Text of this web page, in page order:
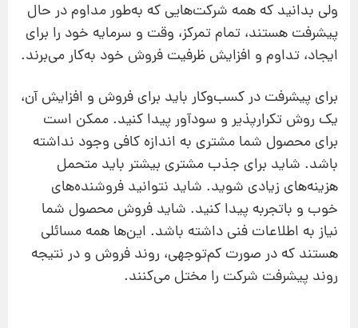
ولی بدانید که همه شرکت‌هایی که به‌طور مداوم در حال
پیشرفت هستند، تمام تمرکز، وقت و سرمایه خود را برای
ایجاد، تداوم و افزایش ظرفیت فروش خود به‌کار می‌برند.
برای پیشرفت در کسب‌وکار باید برای فروش و افزایش آن،
یک روش تکرارپذیر و سودآور پیدا کنید. ممکن است
برای محصول شما مشتری به اندازه کافی وجود نداشته
باشد. شاید برای جذب مشتری بیشتر باید متحمل
هزینه‌های زیادی شوید. شاید نتوانید فروشنده‌های
خوب و باتجربه پیدا کنید. شاید فروش محصول شما
نیاز به اطلاعات فنی داشته باشد. این‌ها همه مسائلی
هستند که در صورت کم‌توجهی، روند فروش و در نتیجه
روند پیشرفت شرکت را مختل می‌کنند.